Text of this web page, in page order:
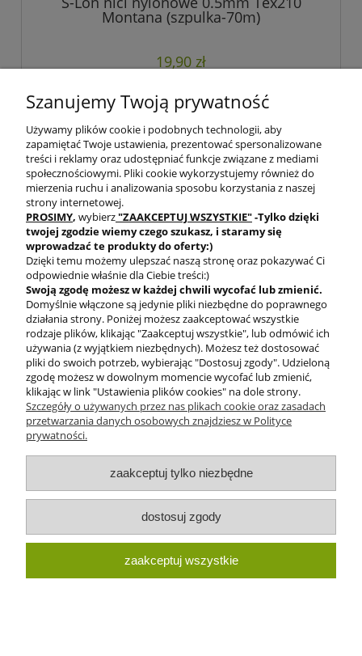
Montana (szpulka-70m)
19,90 zł
do koszyka
S-Lon Fine nici nylonowe 0.4mm Tex135
Capri Blue (szpulka-108m)
do koszyka
Szanujemy Twoją prywatność
Używamy plików cookie i podobnych technologii, aby
zapamiętać Twoje ustawienia, prezentować spersonalizowane
treści i reklamy oraz udostępniać funkcje związane z mediami
społecznościowymi. Pliki cookie wykorzystujemy również do
mierzenia ruchu i analizowania sposobu korzystania z naszej
strony internetowej.
PROSIMY, wybierz"ZAAKCEPTUJ WSZYSTKIE"-Tylko dzięki
twojej zgodziewiemy czego szukasz, i staramy się
wprowadzać te produkty do oferty:)
Dzięki temu możemy ulepszać naszą stronę oraz pokazywać Ci
odpowiednie właśnie dla Ciebie treści:)
Swoją zgodę możesz w każdej chwili wycofać lub zmienić.
Domyślnie włączone są jedynie pliki niezbędne do poprawnego
działania strony. Poniżej możesz zaakceptować wszystkie
rodzaje plików, klikając "Zaakceptuj wszystkie", lub odmówić ich
używania (z wyjątkiem niezbędnych). Możesz też dostosować
pliki do swoich potrzeb, wybierając "Dostosuj zgody". Udzieloną
zgodę możesz w dowolnym momencie wycofać lub zmienić,
klikając w link "Ustawienia plików cookies" na dole strony.
Szczegóły o używanych przez nas plikach cookie oraz zasadach
przetwarzania danych osobowych znajdziesz w Polityce
prywatności.
zaakceptuj tylko niezbędne
dostosuj zgody
zaakceptuj wszystkie